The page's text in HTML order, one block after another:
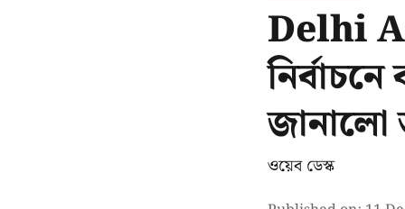
Delhi
ওয়েব ডেস্ক